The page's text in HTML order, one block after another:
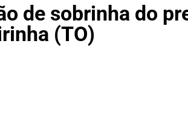
de games acelera rumo ao digital e discos
em represa de Paraíso do Tocantins e
a facadas durante discussão em
de sobrinha do
(TO)